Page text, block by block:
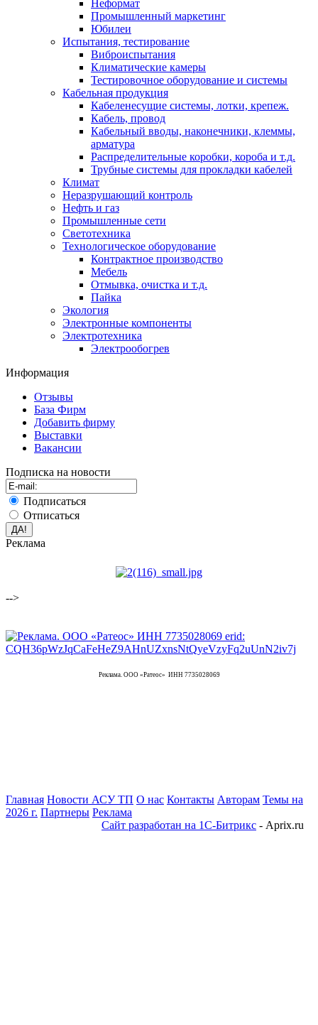
Неформат
Промышленный маркетинг
Юбилеи
Испытания, тестирование
Виброиспытания
Климатические камеры
Тестировочное оборудование и системы
Кабельная продукция
Кабеленесущие системы, лотки, крепеж.
Кабель, провод
Кабельный вводы, наконечники, клеммы,
арматура
Распределительные коробки, короба и т.д.
Трубные системы для прокладки кабелей
Климат
Неразрушающий контроль
Нефть и газ
Промышленные сети
Светотехника
Технологическое оборудование
Контрактное производство
Мебель
Отмывка, очистка и т.д.
Пайка
Экология
Электронные компоненты
Электротехника
Электрообогрев
Информация
Отзывы
База Фирм
Добавить фирму
Выставки
Вакансии
Подписка на новости
Подписаться
Отписаться
Реклама
-->
Реклама. ООО «Ратеос» ИНН 7735028069
Главная Новости АСУ ТП О нас Контакты Авторам Темы на
2026 г. Партнеры Реклама
Сайт разработан на 1С-Битрикс - Aprix.ru